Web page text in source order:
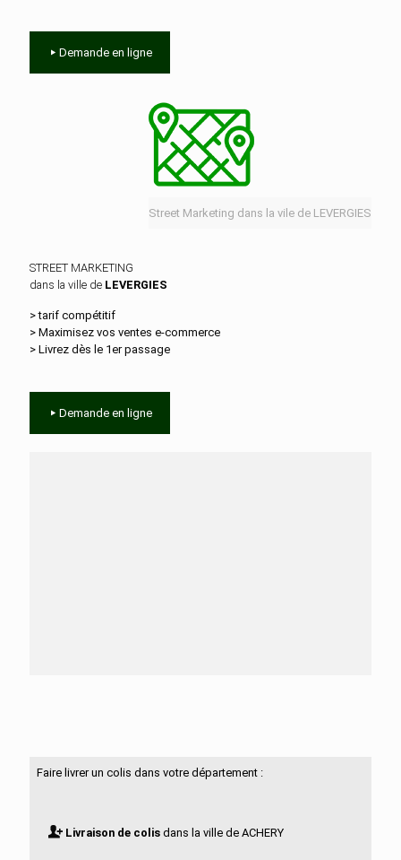
Demande en ligne
Street Marketing dans la vile de LEVERGIES
STREET MARKETING
dans la ville de LEVERGIES
> tarif compétitif
> Maximisez vos ventes e‑commerce
> Livrez dès le 1er passage
Demande en ligne
Faire livrer un colis dans votre département :
Livraison de colisdans la ville de ACHERY